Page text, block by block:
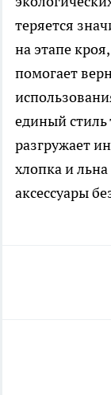
теряется
на этапе
помогает
единый стиль
разгружает
хлопка и
аксессуары